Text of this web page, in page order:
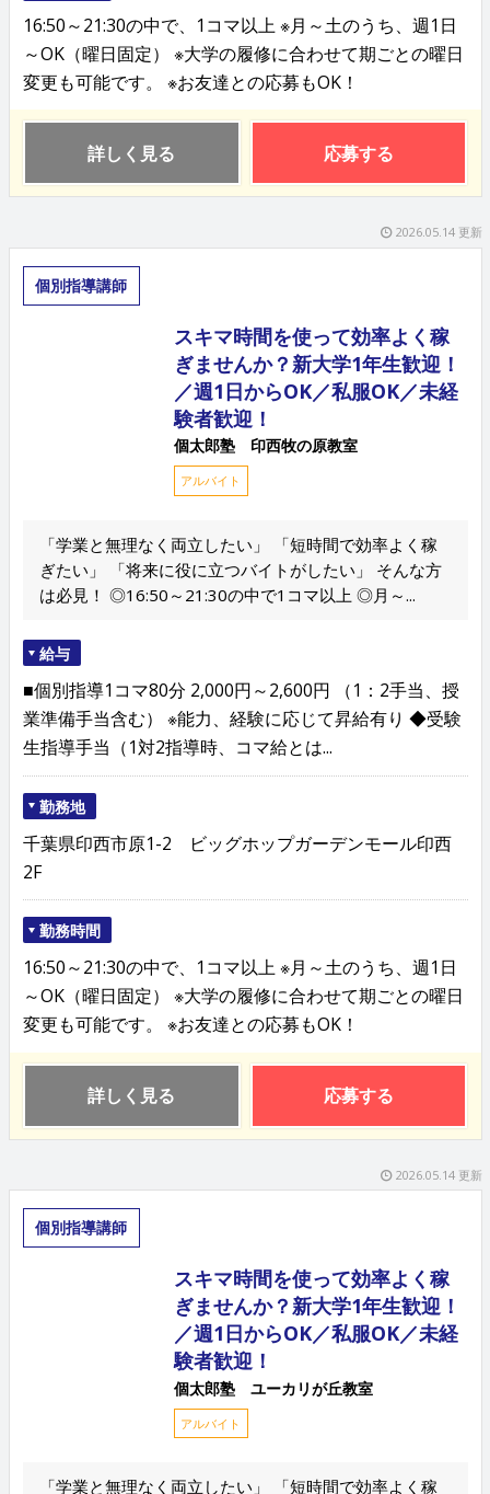
16:50～21:30の中で、1コマ以上 ※月～土のうち、週1日
～OK（曜日固定） ※大学の履修に合わせて期ごとの曜日
変更も可能です。 ※お友達との応募もOK！
詳しく見る 応募する
2026.05.14 更新
個別指導講師
スキマ時間を使って効率よく稼
ぎませんか？新大学1年生歓迎！
／週1日からOK／私服OK／未経
験者歓迎！
個太郎塾 印西牧の原教室
アルバイト
「学業と無理なく両立したい」 「短時間で効率よく稼
ぎたい」 「将来に役に立つバイトがしたい」 そんな方
は必見！ ◎16:50～21:30の中で1コマ以上 ◎月～...
給与
■個別指導1コマ80分 2,000円～2,600円 （1：2手当、授
業準備手当含む） ※能力、経験に応じて昇給有り ◆受験
生指導手当（1対2指導時、コマ給とは...
勤務地
千葉県印西市原1-2 ビッグホップガーデンモール印西
2F
勤務時間
16:50～21:30の中で、1コマ以上 ※月～土のうち、週1日
～OK（曜日固定） ※大学の履修に合わせて期ごとの曜日
変更も可能です。 ※お友達との応募もOK！
詳しく見る 応募する
2026.05.14 更新
個別指導講師
スキマ時間を使って効率よく稼
ぎませんか？新大学1年生歓迎！
／週1日からOK／私服OK／未経
験者歓迎！
個太郎塾 ユーカリが丘教室
アルバイト
「学業と無理なく両立したい」 「短時間で効率よく稼